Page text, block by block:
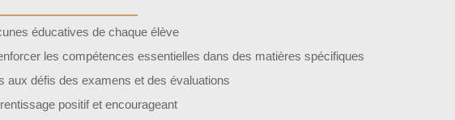
éducatives de chaque élève
les compétences essentielles dans des matières spécifiques
aux défis des examens et des évaluations
positif et encourageant